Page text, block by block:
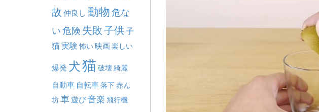
故 仲良し 動物 危な
い 危険 失敗子供子
猫実験 怖い映画楽しい
爆発 犬猫 破壊綺麗
自動車 自転車落下赤ん
坊車遊び音楽 飛行機